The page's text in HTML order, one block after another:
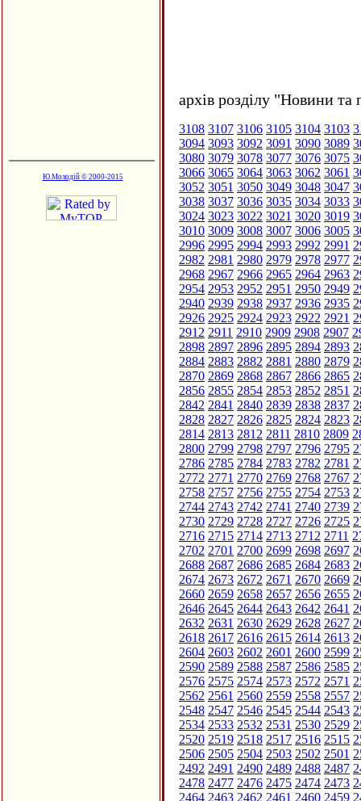
Ю.Молодій © 2000-2015
архів розділу "Новини та
3108 3107 3106 3105 3104 3103
3094 3093 3092 3091 3090 3089
3080 3079 3078 3077 3076 3075
3066 3065 3064 3063 3062 3061
3052 3051 3050 3049 3048 3047
3038 3037 3036 3035 3034 3033
3024 3023 3022 3021 3020 3019
3010 3009 3008 3007 3006 3005
2996 2995 2994 2993 2992 2991
2982 2981 2980 2979 2978 2977
2968 2967 2966 2965 2964 2963
2954 2953 2952 2951 2950 2949
2940 2939 2938 2937 2936 2935
2926 2925 2924 2923 2922 2921
2912 2911 2910 2909 2908 2907
2898 2897 2896 2895 2894 2893
2884 2883 2882 2881 2880 2879
2870 2869 2868 2867 2866 2865
2856 2855 2854 2853 2852 2851
2842 2841 2840 2839 2838 2837
2828 2827 2826 2825 2824 2823
2814 2813 2812 2811 2810 2809
2800 2799 2798 2797 2796 2795
2786 2785 2784 2783 2782 2781
2772 2771 2770 2769 2768 2767
2758 2757 2756 2755 2754 2753
2744 2743 2742 2741 2740 2739
2730 2729 2728 2727 2726 2725
2716 2715 2714 2713 2712 2711
2702 2701 2700 2699 2698 2697
2688 2687 2686 2685 2684 2683
2674 2673 2672 2671 2670 2669
2660 2659 2658 2657 2656 2655
2646 2645 2644 2643 2642 2641
2632 2631 2630 2629 2628 2627
2618 2617 2616 2615 2614 2613
2604 2603 2602 2601 2600 2599
2590 2589 2588 2587 2586 2585
2576 2575 2574 2573 2572 2571
2562 2561 2560 2559 2558 2557
2548 2547 2546 2545 2544 2543
2534 2533 2532 2531 2530 2529
2520 2519 2518 2517 2516 2515
2506 2505 2504 2503 2502 2501
2492 2491 2490 2489 2488 2487
2478 2477 2476 2475 2474 2473
2464 2463 2462 2461 2460 2459